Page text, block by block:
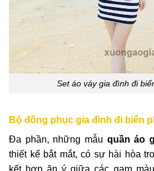
Set áo váy gia đình đi
Bộ đồng phục gia đình đi biển
Đa phần, những mẫu quần áo
thiết kế bắt mắt, có sự hài hòa